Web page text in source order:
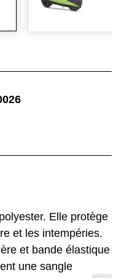
Elle protège
et les intempéries.
et bande élastique
une sangle